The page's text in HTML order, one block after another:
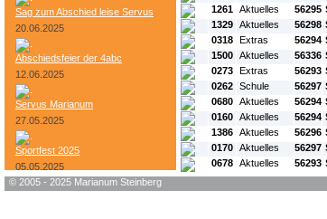
Sag zum Abschied leise Servus
20.06.2025
Abschiedsfeier der 4abc
12.06.2025
Servus Marianum
27.05.2025
Sportfest 2025
05.05.2025
1261 Aktuelles 56295
1329 Aktuelles 56298
0318 Extras 56294
1500 Aktuelles 56336
0273 Extras 56293
0262 Schule 56297
0680 Aktuelles 56294
0160 Aktuelles 56294
1386 Aktuelles 56296
0170 Aktuelles 56297
0678 Aktuelles 56293
© 2005 - 2025 Marianum Steinberg